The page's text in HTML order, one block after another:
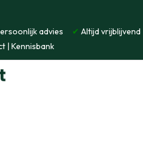
advies ✔ Altijd vrijblijvend
| Kennisbank